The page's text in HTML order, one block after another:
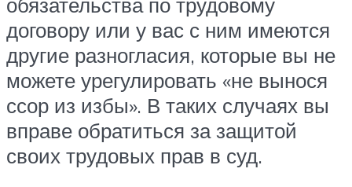
договору или у вас с ним имеются
другие разногласия, которые вы не
можете урегулировать «не вынося
ссор из избы». В таких случаях вы
вправе обратиться за защитой
своих трудовых прав в суд.